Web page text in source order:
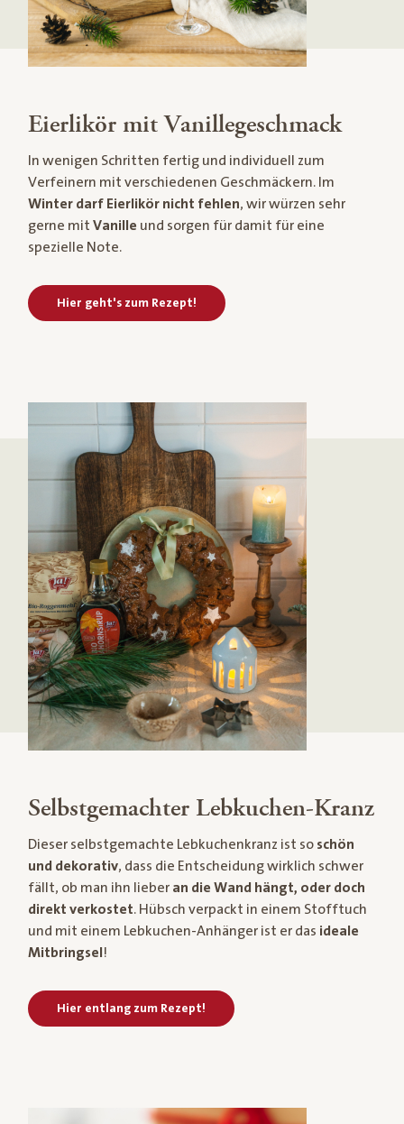
Eierlikör mit Vanillegeschmack
In wenigen Schritten fertig und individuell zum
Verfeinern mit verschiedenen Geschmäckern. Im
Winter darf Eierlikör nicht fehlen, wir würzen sehr
gerne mit Vanille und sorgen für damit für eine
spezielle Note.
Hier geht's zum Rezept!
Selbstgemachter Lebkuchen-Kranz
Dieser selbstgemachte Lebkuchenkranz ist so schön
und dekorativ, dass die Entscheidung wirklich schwer
fällt, ob man ihn lieber an die Wand hängt, oder doch
direkt verkostet. Hübsch verpackt in einem Stofftuch
und mit einem Lebkuchen-Anhänger ist er das ideale
Mitbringsel!
Hier entlang zum Rezept!